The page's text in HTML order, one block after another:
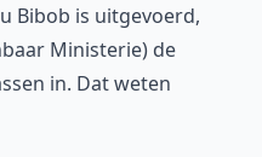
Bibob is uitgevoerd,
Ministerie) de
in. Dat weten